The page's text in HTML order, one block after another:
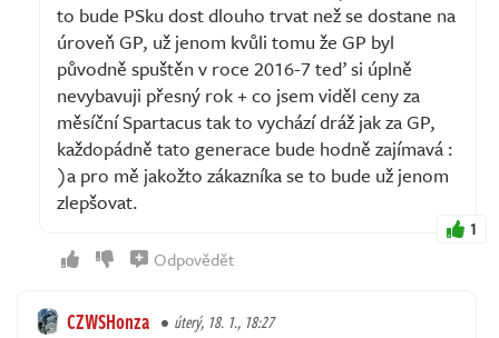
to bude PSku dost dlouho trvat než se dostane na
úroveň GP, už jenom kvůli tomu že GP byl
původně spuštěn v roce 2016-7 teď si úplně
nevybavuji přesný rok + co jsem viděl ceny za
měsíční Spartacus tak to vychází dráž jak za GP,
každopádně tato generace bude hodně zajímavá :
)a pro mě jakožto zákazníka se to bude už jenom
zlepšovat.
1
Odpovědět
CZWSHonza úterý, 18. 1., 18:27